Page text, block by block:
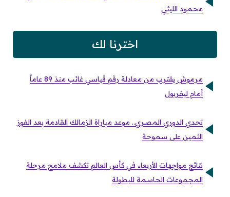
محمود الليثي
اخترنا لك
مرموش يقترب من معادلة رقم قياسي غائب منذ 89 عاماً
أمام ليفربول
تحدي الدوري المصري.. موعد مباراة الزمالك القادمة بعد الفوز
الثمين على سموحة
نتائج مواجهات الأربعاء في كأس العالم تكشف ملامح مرحلة
المجموعات الحاسمة للبطولة